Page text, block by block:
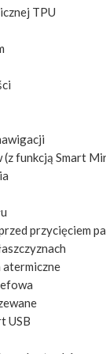
TPU
funkcją Smart
przycięciem
atermiczne
USB